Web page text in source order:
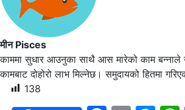
मीन Pisces
काममा सुधार आउनुका साथै आस मारेको काम बन्नाले
कामबाट दोहोरो लाभ मिल्नेछ। समुदायको हितमा
138